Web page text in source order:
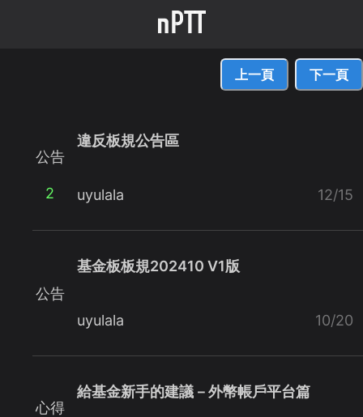
上一頁 下一頁
公告
2
違反板規公告區
uyulala 12/15
公告
基金板板規202410 V1版
uyulala 10/20
心得
給基金新手的建議－外幣帳戶平台篇